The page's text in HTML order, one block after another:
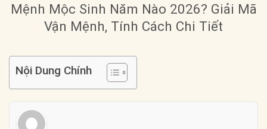
Mệnh Mộc Sinh Năm Nào 2026? Giải Mã
Vận Mệnh, Tính Cách Chi Tiết
Nội Dung Chính